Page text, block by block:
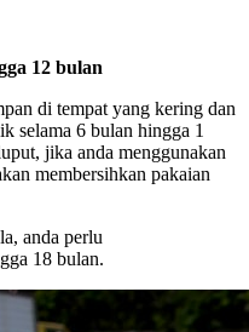
12 bulan
di tempat yang kering dan
selama 6 bulan hingga 1
jika anda menggunakan
membersihkan pakaian
anda perlu
18 bulan.